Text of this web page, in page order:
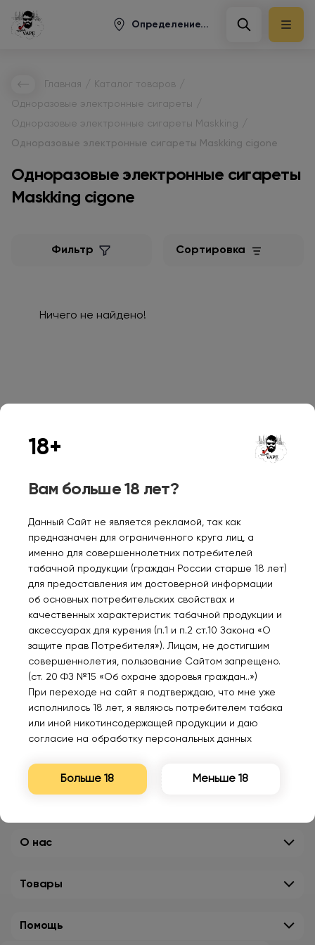
Определение...
Главная Каталог товаров
Одноразовые электронные сигареты
Одноразовые электронные сигареты Maskking
Одноразовые электронные сигареты Maskking cigone
Одноразовые электронные сигареты
Maskking cigone
Фильтр Сортировка
Ничего не найдено!
FALCON X 14000
Клюква виноград 2%
1300₽
IGNITE V 120 12000
Ледяной арбуз 2%
1300₽
О нас
Товары
Помощь
18+
Вам больше 18 лет?
Данный Сайт не является рекламой, так как
предназначен для ограниченного круга лиц, а
именно для совершеннолетних потребителей
табачной продукции (граждан России старше 18 лет)
для предоставления им достоверной информации
об основных потребительских свойствах и
качественных характеристик табачной продукции и
аксессуарах для курения (п.1 и п.2 ст.10 Закона «О
защите прав Потребителя»). Лицам, не достигшим
совершеннолетия, пользование Сайтом запрещено.
(ст. 20 ФЗ №15 «Об охране здоровья граждан..»)
При переходе на сайт я подтверждаю, что мне уже
исполнилось 18 лет, я являюсь потребителем табака
или иной никотинсодержащей продукции и даю
согласие на обработку персональных данных
Больше 18 Меньше 18